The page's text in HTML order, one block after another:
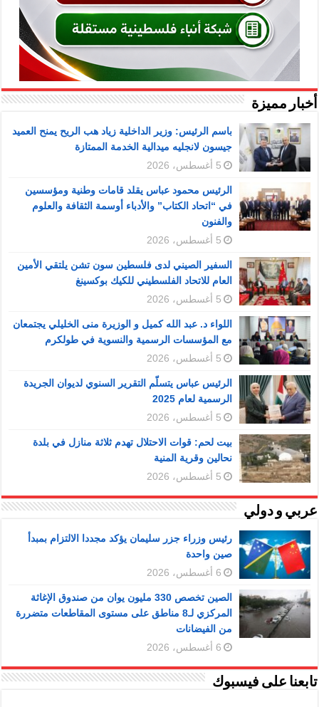
أخبار مميزة
باسم الرئيس: وزير الداخلية زياد هب الريح يمنح العميد
جيسون لانجليه ميدالية الخدمة الممتازة
5 أغسطس، 2026
الرئيس محمود عباس يقلد قامات وطنية ومؤسسين
في “اتحاد الكتاب” والأدباء أوسمة الثقافة والعلوم
والفنون
5 أغسطس، 2026
السفير الصيني لدى فلسطين سون تشن يلتقي الأمين
العام للاتحاد الفلسطيني للكيك بوكسينغ
5 أغسطس، 2026
اللواء د. عبد الله كميل و الوزيرة منى الخليلي يجتمعان
مع المؤسسات الرسمية والنسوية في طولكرم
5 أغسطس، 2026
الرئيس عباس يتسلّم التقرير السنوي لديوان الجريدة
الرسمية لعام 2025
5 أغسطس، 2026
بيت لحم: قوات الاحتلال تهدم ثلاثة منازل في بلدة
نحالين وقرية المنية
5 أغسطس، 2026
عربي و دولي
رئيس وزراء جزر سليمان يؤكد مجددا الالتزام بمبدأ
صين واحدة
6 أغسطس، 2026
الصين تخصص 330 مليون يوان من صندوق الإغاثة
المركزي لـ8 مناطق على مستوى المقاطعات متضررة
من الفيضانات
6 أغسطس، 2026
تابعنا على فيسبوك